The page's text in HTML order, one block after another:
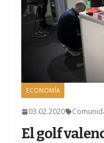
ECONOMÍA
03.02.2020
El golf